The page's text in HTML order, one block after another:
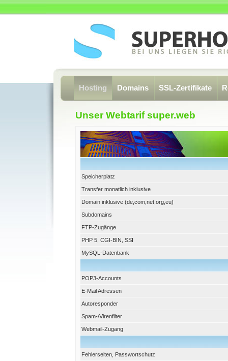
Hosting Domains SSL-Zertifikate
Unser Webtarif super.web
Speicherplatz
Transfer monatlich inklusive
Domain inklusive (de,com,net,org,eu)
Subdomains
FTP-Zugänge
PHP 5, CGI-BIN, SSI
MySQL-Datenbank
POP3-Accounts
E-Mail Adressen
Autoresponder
Spam-/Virenfilter
Webmail-Zugang
Fehlerseiten, Passwortschutz